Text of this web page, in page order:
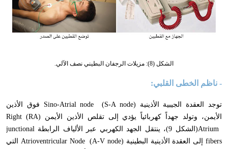
الشكل (8): مزيلات الرجفان البطيني نصف الآلي.
- ناظم الخطى القلبي:
توجد العقدة الجيبية الأذينية (S-A node
)
Sino-Atrial node
فوق الأذين
الأيمن، وتولد جهداً كهربائياً يؤدي إلى تقلص الأذين الأيمن (RA
)
Right
Atrium(الشكل 9) ، ينتقل الجهد الكهربي عبر الألياف الرابطة junctional
fibersإلى العقدة الأذينية البطينية (A-V node
)
Atrioventricular Node
التي